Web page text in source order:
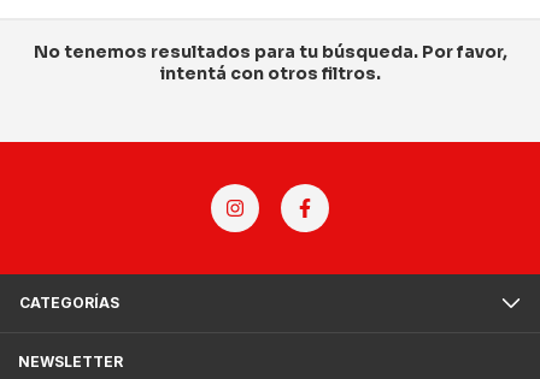
No tenemos resultados para tu búsqueda. Por favor,
intentá con otros filtros.
CATEGORÍAS
NEWSLETTER